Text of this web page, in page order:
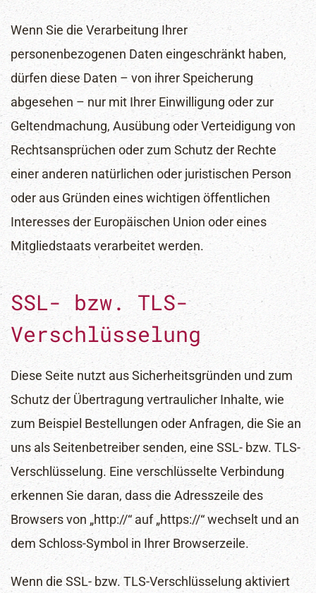
Wenn Sie die Verarbeitung Ihrer
personenbezogenen Daten eingeschränkt haben,
dürfen diese Daten – von ihrer Speicherung
abgesehen – nur mit Ihrer Einwilligung oder zur
Geltendmachung, Ausübung oder Verteidigung von
Rechtsansprüchen oder zum Schutz der Rechte
einer anderen natürlichen oder juristischen Person
oder aus Gründen eines wichtigen öffentlichen
Interesses der Europäischen Union oder eines
Mitgliedstaats verarbeitet werden.
SSL- bzw. TLS-
Verschlüsselung
Diese Seite nutzt aus Sicherheitsgründen und zum
Schutz der Übertragung vertraulicher Inhalte, wie
zum Beispiel Bestellungen oder Anfragen, die Sie an
uns als Seitenbetreiber senden, eine SSL- bzw. TLS-
Verschlüsselung. Eine verschlüsselte Verbindung
erkennen Sie daran, dass die Adresszeile des
Browsers von „http://“ auf „https://“ wechselt und an
dem Schloss-Symbol in Ihrer Browserzeile.
Wenn die SSL- bzw. TLS-Verschlüsselung aktiviert